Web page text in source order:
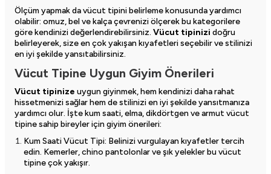
Ölçüm yapmak da vücut tipini belirleme konusunda yardımcı
olabilir: omuz, bel ve kalça çevrenizi ölçerek bu kategorilere
göre kendinizi değerlendirebilirsiniz. Vücut tipinizi doğru
belirleyerek, size en çok yakışan kıyafetleri seçebilir ve stilinizi
en iyi şekilde yansıtabilirsiniz.
Vücut Tipine Uygun Giyim Önerileri
Vücut tipinize uygun giyinmek, hem kendinizi daha rahat
hissetmenizi sağlar hem de stilinizi en iyi şekilde yansıtmanıza
yardımcı olur. İşte kum saati, elma, dikdörtgen ve armut vücut
tipine sahip bireyler için giyim önerileri:
Kum Saati Vücut Tipi: Belinizi vurgulayan kıyafetler tercih
edin. Kemerler, chino pantolonlar ve şık yelekler bu vücut
tipine çok yakışır.